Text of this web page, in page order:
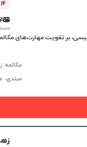
214
از
جلسه ۱
مبتدی،